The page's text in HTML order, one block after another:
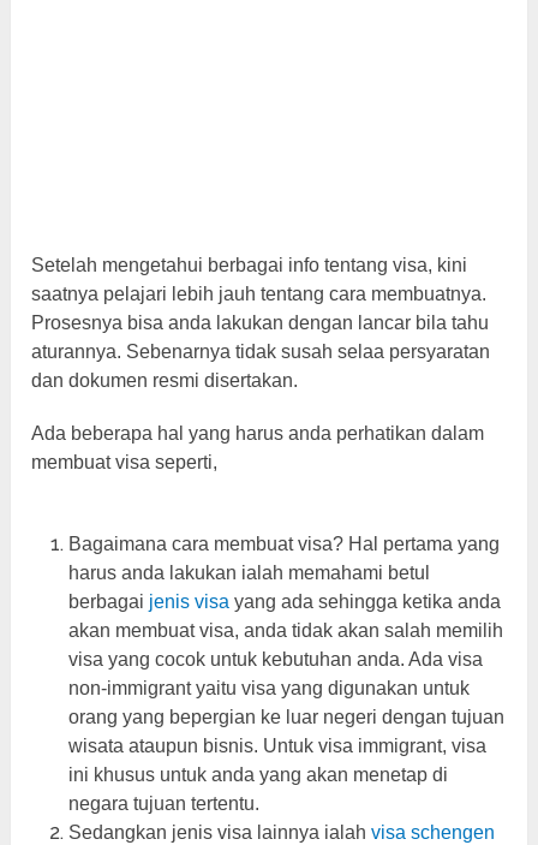
Setelah mengetahui berbagai info tentang visa, kini
saatnya pelajari lebih jauh tentang cara membuatnya.
Prosesnya bisa anda lakukan dengan lancar bila tahu
aturannya. Sebenarnya tidak susah selaa persyaratan
dan dokumen resmi disertakan.
Ada beberapa hal yang harus anda perhatikan dalam
membuat visa seperti,
Bagaimana cara membuat visa? Hal pertama yang
harus anda lakukan ialah memahami betul
berbagai jenis visa yang ada sehingga ketika anda
akan membuat visa, anda tidak akan salah memilih
visa yang cocok untuk kebutuhan anda. Ada visa
non-immigrant yaitu visa yang digunakan untuk
orang yang bepergian ke luar negeri dengan tujuan
wisata ataupun bisnis. Untuk visa immigrant, visa
ini khusus untuk anda yang akan menetap di
negara tujuan tertentu.
Sedangkan jenis visa lainnya ialah visa schengen